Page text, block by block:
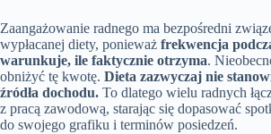
Zaangażowanie radnego ma bezpośredni
wypłacanej diety, ponieważ frekwencja
warunkuje, ile faktycznie otrzyma.
obniżyć tę kwotę. Dieta zazwyczaj nie
źródła dochodu. To dlatego wielu radnych
z pracą zawodową, starając się dopasować
do swojego grafiku i terminów posiedzeń.